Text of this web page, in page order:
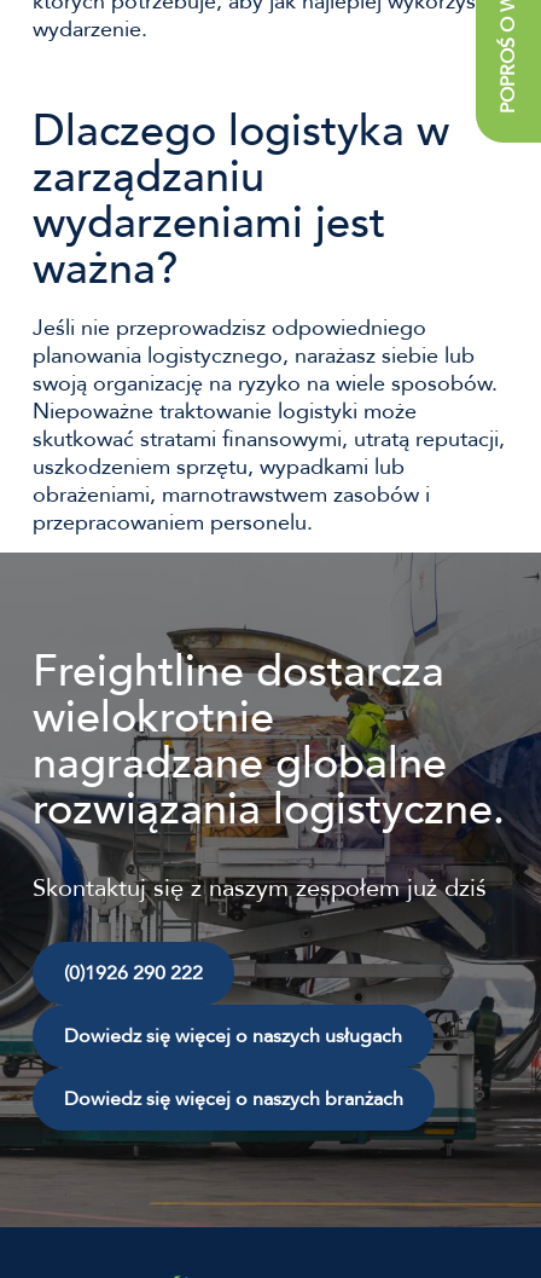
wydarzenie.
Dlaczego logistyka w
zarządzaniu
wydarzeniami jest
ważna?
Jeśli nie przeprowadzisz odpowiedniego
planowania logistycznego, narażasz siebie lub
swoją organizację na ryzyko na wiele sposobów.
Niepoważne traktowanie logistyki może
skutkować stratami finansowymi, utratą reputacji,
uszkodzeniem sprzętu, wypadkami lub
obrażeniami, marnotrawstwem zasobów i
przepracowaniem personelu.
Freightline dostarcza
wielokrotnie
nagradzane globalne
rozwiązania logistyczne.
Skontaktuj się z naszym zespołem już dziś
(0)1926 290 222
Dowiedz się więcej o naszych usługach
Dowiedz się więcej o naszych branżach